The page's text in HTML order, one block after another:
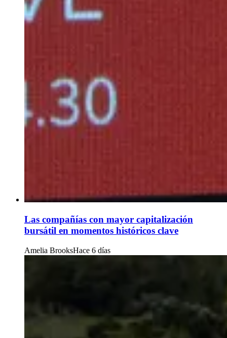
Las compañías con mayor capitalización
bursátil en momentos históricos clave
Amelia BrooksHace 6 días